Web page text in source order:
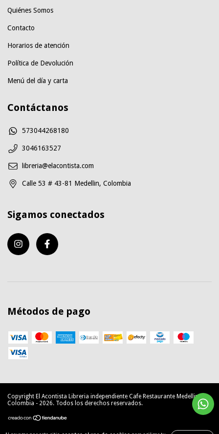
Quiénes Somos
Contacto
Horarios de atención
Política de Devolución
Menú del día y carta
Contáctanos
573044268180
3046163527
libreria@elacontista.com
Calle 53 # 43-81 Medellin, Colombia
Sigamos conectados
Métodos de pago
Copyright El Acontista Libreria independiente Cafe Restaurante Medellin
Colombia - 2026. Todos los derechos reservados.